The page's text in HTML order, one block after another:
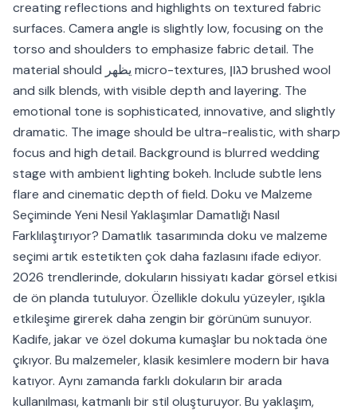
creating reflections and highlights on textured fabric
surfaces. Camera angle is slightly low, focusing on the
torso and shoulders to emphasize fabric detail. The
material should يظهر micro-textures, כגון brushed wool
and silk blends, with visible depth and layering. The
emotional tone is sophisticated, innovative, and slightly
dramatic. The image should be ultra-realistic, with sharp
focus and high detail. Background is blurred wedding
stage with ambient lighting bokeh. Include subtle lens
flare and cinematic depth of field. Doku ve Malzeme
Seçiminde Yeni Nesil Yaklaşımlar Damatlığı Nasıl
Farklılaştırıyor? Damatlık tasarımında doku ve malzeme
seçimi artık estetikten çok daha fazlasını ifade ediyor.
2026 trendlerinde, dokuların hissiyatı kadar görsel etkisi
de ön planda tutuluyor. Özellikle dokulu yüzeyler, ışıkla
etkileşime girerek daha zengin bir görünüm sunuyor.
Kadife, jakar ve özel dokuma kumaşlar bu noktada öne
çıkıyor. Bu malzemeler, klasik kesimlere modern bir hava
katıyor. Aynı zamanda farklı dokuların bir arada
kullanılması, katmanlı bir stil oluşturuyor. Bu yaklaşım,